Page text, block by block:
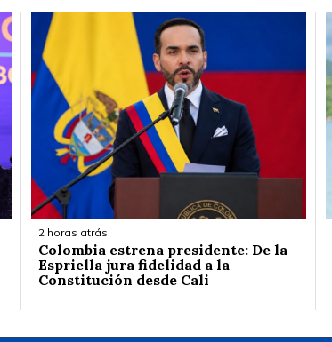
2 horas atrás
Colombia estrena presidente: De la
Espriella jura fidelidad a la
Constitución desde Cali